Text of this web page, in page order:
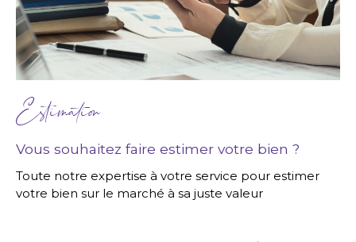
Estimation
Vous souhaitez faire estimer votre bien ?
Toute notre expertise à votre service pour estimer
votre bien sur le marché à sa juste valeur